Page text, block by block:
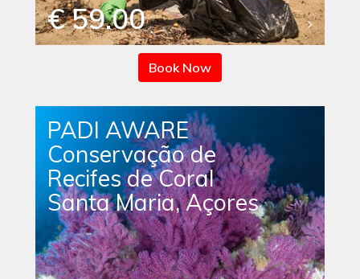
€ 59.00
Book Now
PADI AWARE
Conservação de
Recifes de Coral
Santa Maria, Açores